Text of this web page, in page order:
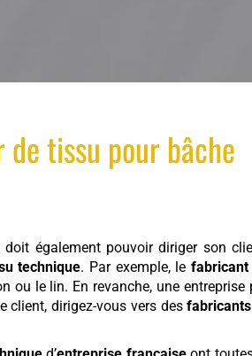
detissu pourbâche
doit également pouvoir diriger son
technique. Par exemple, le fabricant
ou le lin. En revanche, une
client, dirigez-vous vers desfabricants